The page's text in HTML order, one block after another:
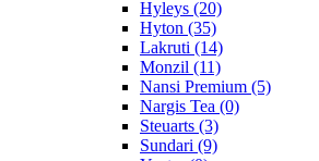
Hyleys (20)
Hyton (35)
Lakruti (14)
Monzil (11)
Nansi Premium (5)
Nargis Tea (0)
Steuarts (3)
Sundari (9)